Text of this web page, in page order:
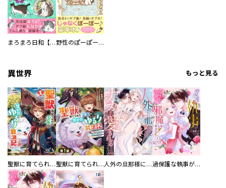
まろまろ日和【豪華版】 野性のぽーぽー【豪華版】
異世界 もっと見る
聖獣に育てられた少年の異世界ゆるり放浪記～神様からもらったチート魔法で、仲間たちとスローライフを満喫中～ 聖獣に育てられた少年の異世界ゆるり放浪記～神様からもらったチート魔法で、仲間たちとスローライフを満喫中～【分冊版】 人外の旦那様に娶られ毎晩ナカまで愛される…。アンソロジー 過保護な執事が私の婚活を邪魔してきます！ 分冊版